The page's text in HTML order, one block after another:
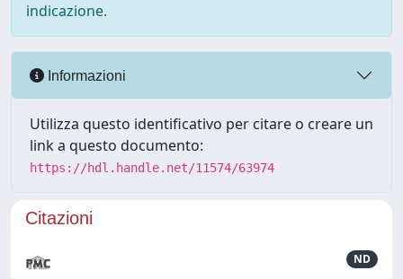
indicazione.
Informazioni
Utilizza questo identificativo per citare o creare un
link a questo documento:
https://hdl.handle.net/11574/63974
Citazioni
ND